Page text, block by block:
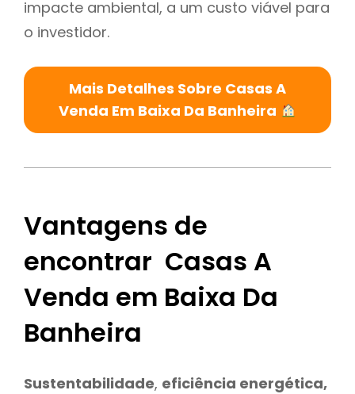
impacte ambiental, a um custo viável para
o investidor.
Mais Detalhes Sobre Casas A
Venda Em Baixa Da Banheira
Vantagens de
encontrar Casas A
Venda em Baixa Da
Banheira
Sustentabilidade, eficiência energética,